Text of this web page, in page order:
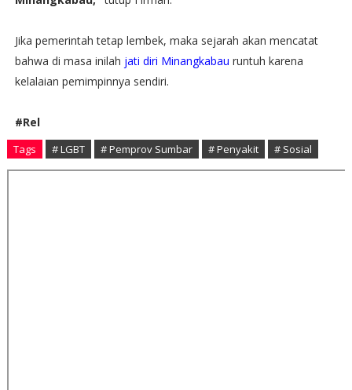
Jika pemerintah tetap lembek, maka sejarah akan mencatat
bahwa di masa inilah jati diri Minangkabau runtuh karena
kelalaian pemimpinnya sendiri.
#Rel
Tags # LGBT # Pemprov Sumbar # Penyakit # Sosial